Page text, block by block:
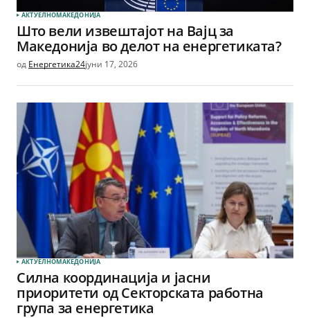
АКТУЕЛНОМАКЕДОНИЈА
Што вели извештајот на Вајц за
Македонија во делот на енергетиката?
од Енергетика24јуни 17, 2026
АКТУЕЛНОМАКЕДОНИЈА
Силна координација и јасни
приоритети од Секторската работна
група за енергетика